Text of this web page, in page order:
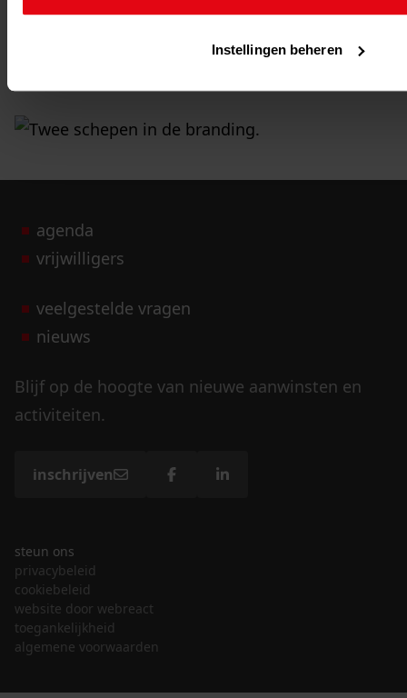
Instellingen beheren
niet- of beperkt openbaar
agenda
vrijwilligers
veelgestelde vragen
nieuws
Blijf op de hoogte van nieuwe aanwinsten en
activiteiten.
inschrijven
steun ons
privacybeleid
cookiebeleid
website door webreact
toegankelijkheid
algemene voorwaarden